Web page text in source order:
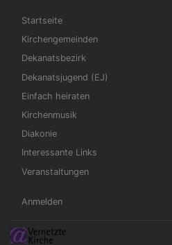
Hauptnavigation
Startseite
Kirchengemeinden
Dekanatsbezirk
Dekanatsjugend (EJ)
Einfach heiraten
Kirchenmusik
Diakonie
Interessante Links
Veranstaltungen
Benutzermenü
Anmelden